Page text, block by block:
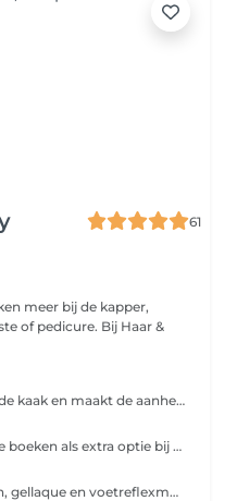
61
meer bij de kapper,
of pedicure. Bij Haar &
Stimuleert het lymfestelsel rond de kaak en maakt de aanhechtingspunten langs de kaak los. Vormt en modelleert het gezicht, vermindert lijntjes en rimpels rondom de kaaklijn.
Scrub, hand mask glove. Alleen te boeken als extra optie bij een manicure of nagelbehandeling.
Voetwassing, teennagels knippen, gellaque en voetreflexmassage